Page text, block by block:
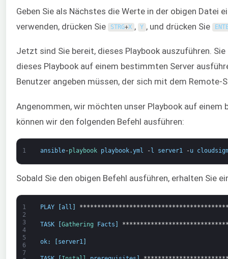
Geben Sie als Nächstes die Werte in der obigen Datei
verwenden, drücken Sie
STRG+X , Y , und drücken Sie
Jetzt sind Sie bereit, dieses Playbook auszuführen.
dieses Playbook auf einem bestimmten Server
Benutzer angeben müssen, der sich mit dem
Angenommen, wir möchten unser Playbook auf einem
können wir den folgenden Befehl ausführen:
1 ansible-playbook playbook.yml - l server1 -u
Sobald Sie den obigen Befehl ausführen, erhalten Sie
1
2
3
4
5
6
7
PLAY all
TASK Gathering Facts
ok: [server1 ]